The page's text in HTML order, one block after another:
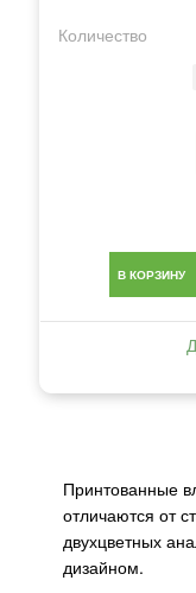
Количество
В КОРЗИНУ
Принтованные
отличаются от
двухцветных
дизайном.